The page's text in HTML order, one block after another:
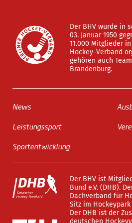
Der BHV wurde in
03. Januar 1950
11.000 Mitglieder
Hockey-Verband
gehören auch
Brandenburg.
News
Leistungssport
Sportentwicklung
Der BHV ist
Bund e.V. (DHB).
Dachverband für
Sitz im
Der DHB ist der
deutschen